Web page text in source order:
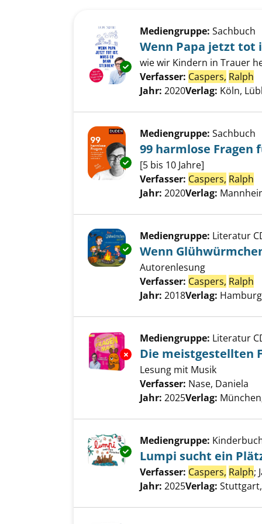
Exemplar-Details von Wenn
Mediengruppe: Sachbuch
Wenn Papa jetzt tot
wie wir Kindern in Trauer
Verfasser: Caspers, Ralph
Jahr: 2020Verlag: Köln,
Exemplar-Details von 99
Mediengruppe: Sachbuch
99 harmlose
[5 bis 10 Jahre]
Verfasser: Caspers, Ralph
Jahr: 2020Verlag:
Exemplar-Details von Wenn
Mediengruppe: Literatur
Wenn
Autorenlesung
Verfasser: Caspers, Ralph
Jahr: 2018Verlag:
Exemplar-Details von Die
Mediengruppe: Literatur
Die meistgestellten
Lesung mit Musik
Verfasser: Nase, Daniela
Jahr: 2025Verlag:
Exemplar-Details von Lumpi
Mediengruppe:
Lumpi sucht ein
Verfasser: Caspers, Ralph;
Jahr: 2025Verlag: